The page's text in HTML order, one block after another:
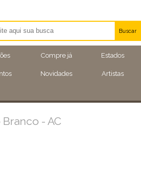
Compre já Estados
Novidades Artistas
Buscar
Artistas
Eventos
- AC